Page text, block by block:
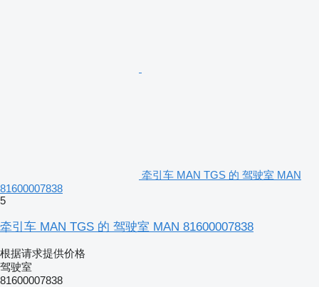
牵引车 MAN TGS 的 驾驶室 MAN
81600007838
5
牵引车 MAN TGS 的 驾驶室 MAN 81600007838
根据请求提供价格
驾驶室
81600007838